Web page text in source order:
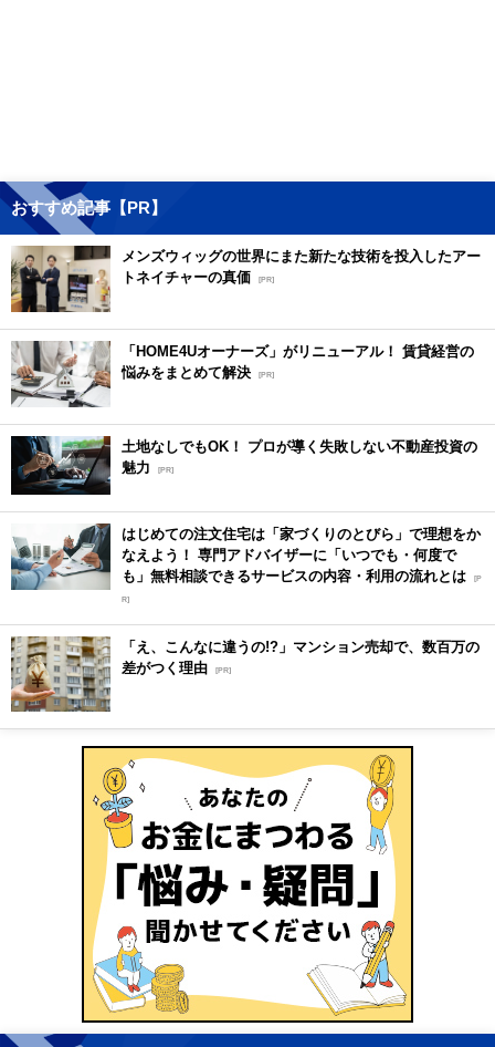
おすすめ記事【PR】
メンズウィッグの世界にまた新たな技術を投入したアー
トネイチャーの真価
[PR]
「HOME4Uオーナーズ」がリニューアル！ 賃貸経営の
悩みをまとめて解決 [PR]
土地なしでもOK！ プロが導く失敗しない不動産投資の
魅力
[PR]
はじめての注文住宅は「家づくりのとびら」で理想をか
なえよう！ 専門アドバイザーに「いつでも・何度で
も」無料相談できるサービスの内容・利用の流れとは [P
R]
「え、こんなに違うの!?」マンション売却で、数百万の
差がつく理由 [PR]